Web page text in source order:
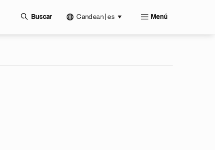
Buscar Candean | es Menú